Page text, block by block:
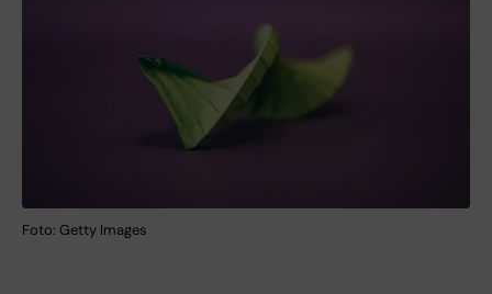
Foto: Getty Images